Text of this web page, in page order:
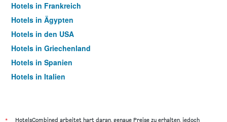
Hotels in Frankreich
Hotels in Ägypten
Hotels in den USA
Hotels in Griechenland
Hotels in Spanien
Hotels in Italien
HotelsCombined arbeitet hart daran, genaue Preise zu erhalten, jedoch